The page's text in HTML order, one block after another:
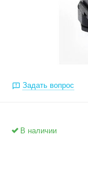
Задать вопрос
В наличии